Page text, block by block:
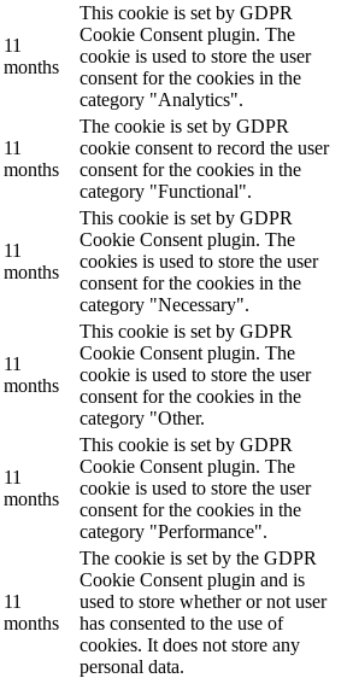
11
months
This cookie is set by GDPR
Cookie Consent plugin. The
cookie is used to store the user
consent for the cookies in the
category "Analytics".
11
months
The cookie is set by GDPR
cookie consent to record the user
consent for the cookies in the
category "Functional".
11
months
This cookie is set by GDPR
Cookie Consent plugin. The
cookies is used to store the user
consent for the cookies in the
category "Necessary".
11
months
This cookie is set by GDPR
Cookie Consent plugin. The
cookie is used to store the user
consent for the cookies in the
category "Other.
11
months
This cookie is set by GDPR
Cookie Consent plugin. The
cookie is used to store the user
consent for the cookies in the
category "Performance".
11
months
The cookie is set by the GDPR
Cookie Consent plugin and is
used to store whether or not user
has consented to the use of
cookies. It does not store any
personal data.